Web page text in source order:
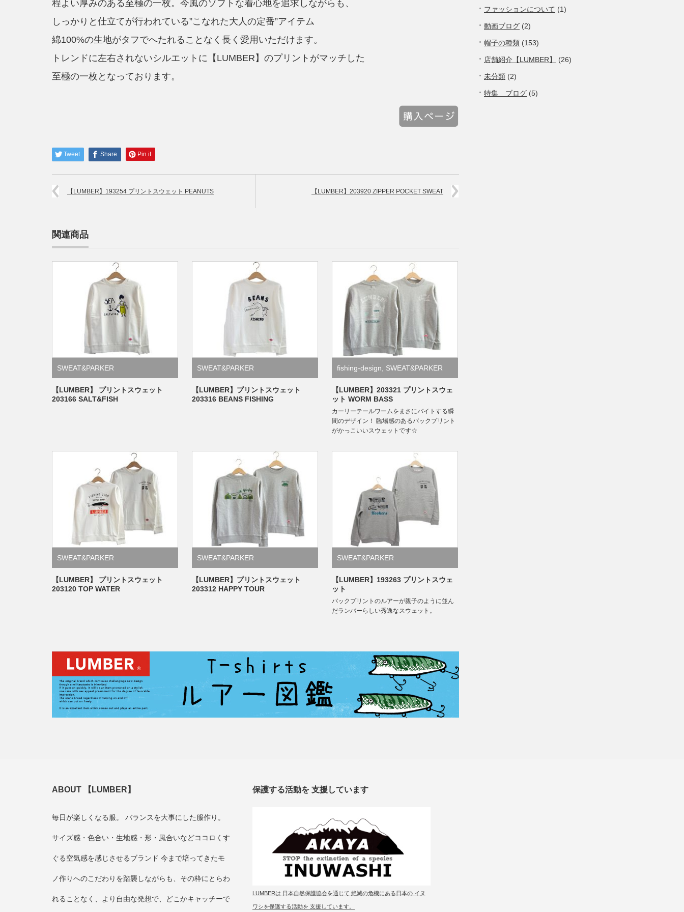
程よい厚みのある至極の一枚。今風のソフトな着心地を追求しながらも、
しっかりと仕立てが行われている”こなれた大人の定番”アイテム
綿100%の生地がタフでへたれることなく長く愛用いただけます。
トレンドに左右されないシルエットに【LUMBER】のプリントがマッチした
至極の一枚となっております。
Tweet Share Pin it
【LUMBER】193254 プリントスウェット PEANUTS 【LUMBER】203920 ZIPPER POCKET SWEAT
関連商品
SWEAT&PARKER
【LUMBER】 プリントスウェット
203166 SALT&FISH
SWEAT&PARKER
【LUMBER】プリントスウェット
203316 BEANS FISHING
fishing-design SWEAT&PARKER
【LUMBER】203321 プリントスウェ
ット WORM BASS
カーリーテールワームをまさにバイトする瞬
間のデザイン！ 臨場感のあるバックプリント
がかっこいいスウェットです☆
SWEAT&PARKER
【LUMBER】 プリントスウェット
203120 TOP WATER
SWEAT&PARKER
【LUMBER】プリントスウェット
203312 HAPPY TOUR
SWEAT&PARKER
【LUMBER】193263 プリントスウェ
ット
バックプリントのルアーが親子のように並ん
だランバーらしい秀逸なスウェット。
ファッションについて (1)
動画ブログ (2)
帽子の種類 (153)
店舗紹介【LUMBER】 (26)
未分類 (2)
特集 ブログ (5)
ABOUT 【LUMBER】
毎日が楽しくなる服。 バランスを大事にした服作り。
サイズ感・色合い・生地感・形・風合いなどココロくす
ぐる空気感を感じさせるブランド 今まで培ってきたモ
ノ作りへのこだわりを踏襲しながらも、その枠にとらわ
れることなく、より自由な発想で、どこかキャッチーで
保護する活動を 支援しています
LUMBERは 日本自然保護協会を通じて 絶滅の危機にある日本の イヌ
ワシを保護する活動を 支援しています。